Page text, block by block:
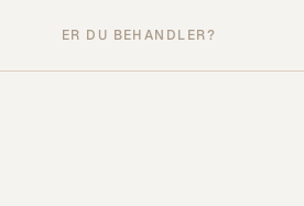
ER DU BEHANDLER?